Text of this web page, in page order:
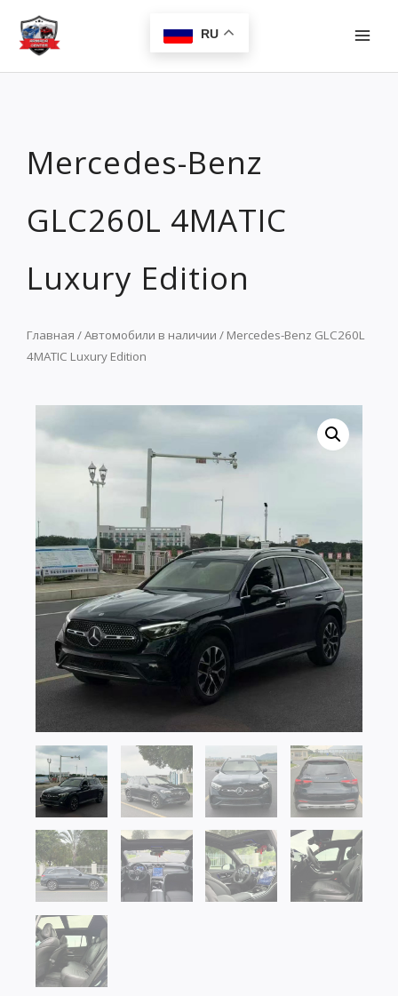
Перейти
содержимому
RU
Mercedes-Benz
GLC260L 4MATIC
Luxury Edition
Главная /Автомобили в наличии / Mercedes-Benz GLC260L
4MATIC Luxury Edition